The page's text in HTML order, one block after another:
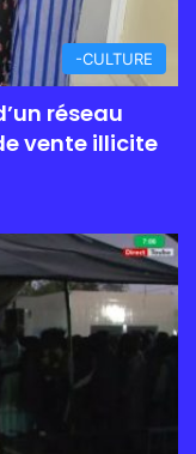
-CULTURE
réseau
vente illicite